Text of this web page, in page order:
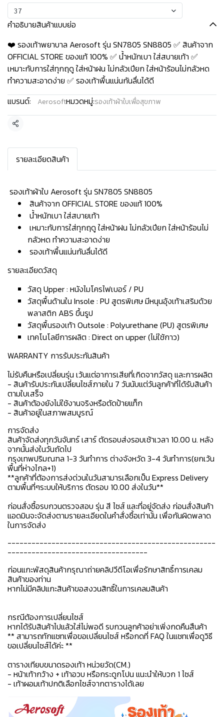
37
คำอธิบายสินค้าแบบย่อ
❤️ รองเท้าพยาบาล Aerosoft รุ่น SN7805 SN8805 ✅ สินค้าจาก
OFFICIAL STORE ของแท้ 100% ✅ น้ำหนักเบา ใส่สบายเท้า ✅
เหมาะกับการใส่ทุกฤดู ใส่หน้าฝน ไม่กลัวเปียก ใส่หน้าร้อนไม่กลัวหด
ทำความสะอาดง่าย ✅ รองเท้าพื้นแน่นกันลื่นได้ดี
แบรนด์:
Aerosoftหมวดหมู่:รองเท้าผ้าใบเพื่อสุขภาพ
แชร์
รายละเอียดสินค้า
️ รองเท้าผ้าใบ Aerosoft รุ่น SN7805 SN8805
สินค้าจาก OFFICIAL STORE ของแท้ 100%
น้ำหนักเบา ใส่สบายเท้า
เหมาะกับการใส่ทุกฤดู ใส่หน้าฝน ไม่กลัวเปียก ใส่หน้าร้อนไม่
กลัวหด ทำความสะอาดง่าย
รองเท้าพื้นแน่นกันลื่นได้ดี
รายละเอียดวัสดุ
วัสดุ Upper : หนังไมโครไฟเบอร์ / PU
วัสดุพื้นด้านใน Insole : PU สูตรพิเศษ มีหนุนอุ้งเท้าเสริมด้วย
พลาสติก ABS ขึ้นรูป
วัสดุพื้นรองเท้า Outsole : Polyurethane (PU) สูตรพิเศษ
เทคโนโลยีการผลิต : Direct on upper (ไม่ใช้กาว)
WARRANTY การรับประกันสินค้า
ไม่รับคืนหรือเปลี่ยนรุ่น เว้นแต่อาการเสียที่เกิดจากวัสดุ และการผลิต
- สินค้ารับประกันเปลี่ยนไซส์ภายใน 7 วันนับแต่วันลูกค้าที่ได้รับสินค้า
ตามใบเสร็จ
- สินค้าต้องยังไม่ใช้งานจริงหรือตัดป้ายแท็ก
- สินค้าอยู่ในสภาพสมบูรณ์
การจัดส่ง
สินค้าจัดส่งทุกวันจันทร์ เสาร์ ตัดรอบส่งรอบเช้าเวลา 10.00 น. หลัง
จากนั้นส่งในวันถัดไป
กรุงเทพปริมณฑล 1-3 วันทำการ ต่างจังหวัด 3-4 วันทำการ(ยกเว้น
พื้นที่ห่างไกล+1)
**ลูกค้าที่ต้องการส่งด่วนในวันสามารเลือกเป็น Express Delivery
ตามพื้นที่ๆระบบให้บริการ ตัดรอบ 10.00 ส่งในวัน**
ก่อนสั่งซื้อรบกวนตรวจสอบ รุ่น สี ไซส์ และที่อยู่จัดส่ง ก่อนสั่งสินค้า
แอดมินจะจัดส่งตามรายละเอียดในคำสั่งซื้อเท่านั้น เพื่อกันผิดพลาด
ในการจัดส่ง
----------------------------------------------------
-----------------------------------
ก่อนแกะพัสดุสินค้ากรุณาถ่ายคลิปวีดีโอเพื่อรักษาสิทธิ์การเคลม
สินค้าของท่าน
หากไม่มีคลิปแกะสินค้าขอสงวนสิทธิ์ในการเคลมสินค้า
กรณีต้องการเปลี่ยนไซส์
หากได้รับสินค้าไปแล้วใส่ไม่พอดี รบกวนลูกค้าอย่าเพิ่งกดคืนสืนค้า
** สามารถทักแชทเพื่อขอเปลี่ยนไซส์ หรือกดที่ FAQ ในแชทเพื่อดูวิธี
ขอเปลี่ยนไซส์ได้ค่ะ **
ตารางเทียบขนาดรองเท้า หน่วยวัด(CM.)
- หน้าเท้ากว้าง + เท้าอวบ หรือกระดูกโปน แนะนำให้บวก 1 ไซส์
- เท้าผอมเท้าปกติเลือกไซส์จากตารางได้เลย